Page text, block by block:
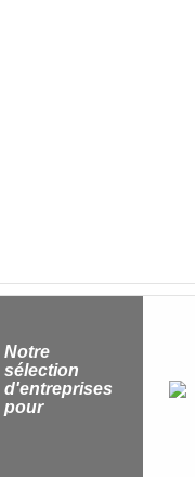
Notre
sélection
d'entreprises
pour